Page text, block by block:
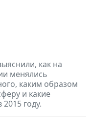
как на
менялись
каким образом
и какие
году.